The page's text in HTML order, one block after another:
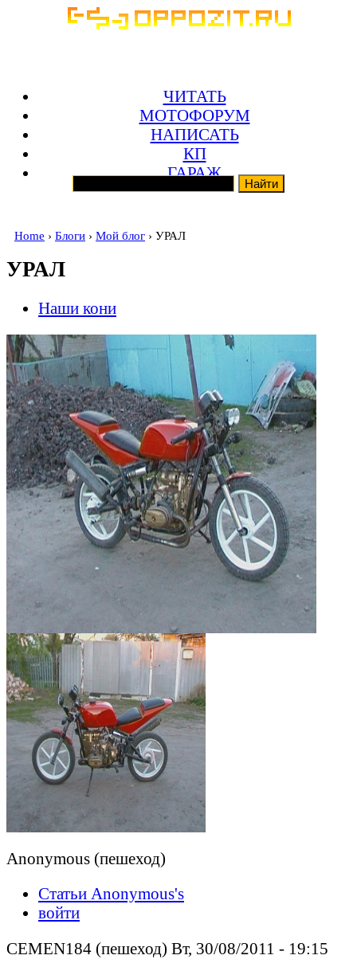
ЧИТАТЬ
МОТОФОРУМ
НАПИСАТЬ
КП
ГАРАЖ
Home › Блоги › Мой блог › УРАЛ
УРАЛ
Наши кони
Anonymous (пешеход)
Статьи Anonymous's
войти
CEMEN184 (пешеход) Вт, 30/08/2011 - 19:15